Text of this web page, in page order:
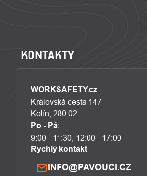
KONTAKTY
WORKSAFETY.cz
Královská cesta 147
Kolín, 280 02
Po - Pá:
9:00 - 11:30, 12:00 - 17:00
Rychlý kontakt
INFO@PAVOUCI.CZ